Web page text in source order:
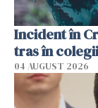
Incident în
tras în
04 AUGUST 2026